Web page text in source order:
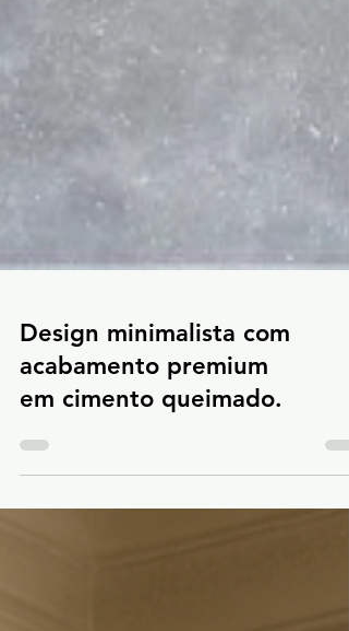
Design minimalista com
acabamento premium
em cimento queimado.